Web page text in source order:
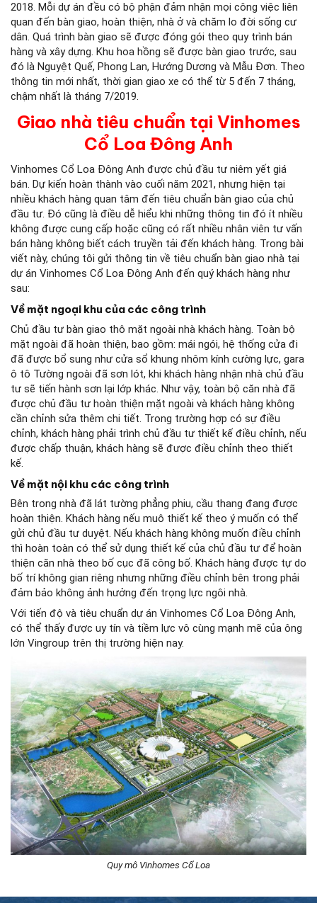
2018. Mỗi dự án đều có bộ phận đảm nhận mọi công việc liên
quan đến bàn giao, hoàn thiện, nhà ở và chăm lo đời sống cư
dân. Quá trình bàn giao sẽ được đóng gói theo quy trình bán
hàng và xây dựng. Khu hoa hồng sẽ được bàn giao trước, sau
đó là Nguyệt Quế, Phong Lan, Hướng Dương và Mẫu Đơn. Theo
thông tin mới nhất, thời gian giao xe có thể từ 5 đến 7 tháng,
chậm nhất là tháng 7/2019.
Giao nhà tiêu chuẩn tại Vinhomes
Cổ Loa Đông Anh
Vinhomes Cổ Loa Đông Anh được chủ đầu tư niêm yết giá
bán. Dự kiến ​​hoàn thành vào cuối năm 2021, nhưng hiện tại
nhiều khách hàng quan tâm đến tiêu chuẩn bàn giao của chủ
đầu tư. Đó cũng là điều dễ hiểu khi những thông tin đó ít nhiều
không được cung cấp hoặc cũng có rất nhiều nhân viên tư vấn
bán hàng không biết cách truyền tải đến khách hàng. Trong bài
viết này, chúng tôi gửi thông tin về tiêu chuẩn bàn giao nhà tại
dự án Vinhomes Cổ Loa Đông Anh đến quý khách hàng như
sau:
Về mặt ngoại khu của các công trình
Chủ đầu tư bàn giao thô mặt ngoài nhà khách hàng. Toàn bộ
mặt ngoài đã hoàn thiện, bao gồm: mái ngói, hệ thống cửa đi
đã được bổ sung như cửa sổ khung nhôm kính cường lực, gara
ô tô Tường ngoài đã sơn lót, khi khách hàng nhận nhà chủ đầu
tư sẽ tiến hành sơn lại lớp khác. Như vậy, toàn bộ căn nhà đã
được chủ đầu tư hoàn thiện mặt ngoài và khách hàng không
cần chỉnh sửa thêm chi tiết. Trong trường hợp có sự điều
chỉnh, khách hàng phải trình chủ đầu tư thiết kế điều chỉnh, nếu
được chấp thuận, khách hàng sẽ được điều chỉnh theo thiết
kế.
Về mặt nội khu các công trình
Bên trong nhà đã lát tường phẳng phiu, cầu thang đang được
hoàn thiện. Khách hàng nếu muô thiết kế theo ý muốn có thể
gửi chủ đầu tư duyệt. Nếu khách hàng không muốn điều chỉnh
thì hoàn toàn có thể sử dụng thiết kế của chủ đầu tư để hoàn
thiện căn nhà theo bố cục đã công bố. Khách hàng được tự do
bố trí không gian riêng nhưng những điều chỉnh bên trong phải
đảm bảo không ảnh hưởng đến trọng lực ngôi nhà.
Với tiến độ và tiêu chuẩn dự án Vinhomes Cổ Loa Đông Anh,
có thể thấy được uy tín và tiềm lực vô cùng mạnh mẽ của ông
lớn Vingroup trên thị trường hiện nay.
Quy mô Vinhomes Cổ Loa